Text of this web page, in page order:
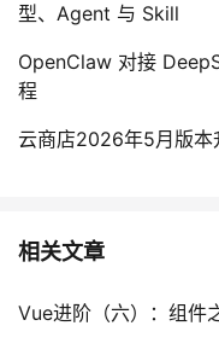
型、Agent 与 Skill
OpenClaw 对接
程
云商店2026年5月版本
相关文章
Vue进阶（六）：组件